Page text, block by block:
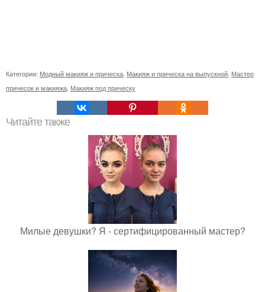
Категории: Модный макияж и прическа Макияж и прическа на выпускной Мастер
причесок и макияжа Макияж под прическу
Читайте также
Милые девушки? Я - сертифицированный мастер?